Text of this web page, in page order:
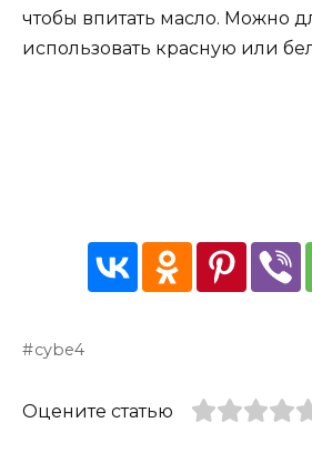
чтобы впитать масло. Можно
использовать красную или
cybe4
Оцените статью